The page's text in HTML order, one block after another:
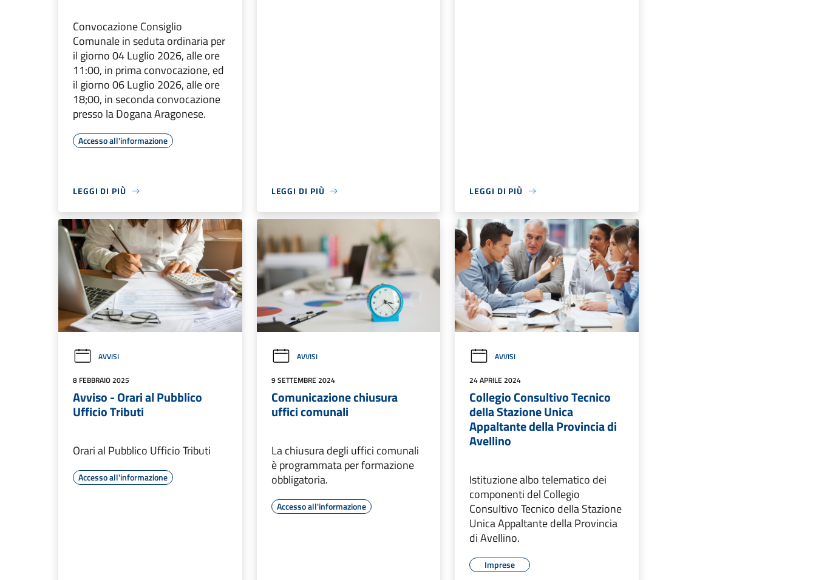
Convocazione Consiglio
Comunale in seduta ordinaria per
il giorno 04 Luglio 2026, alle ore
11:00, in prima convocazione, ed
il giorno 06 Luglio 2026, alle ore
18;00, in seconda convocazione
presso la Dogana Aragonese.
Accesso all'informazione
LEGGI DI PIÙ LEGGI DI PIÙ LEGGI DI PIÙ
AVVISI
8 FEBBRAIO 2025
Avviso - Orari al Pubblico
Ufficio Tributi
Orari al Pubblico Ufficio Tributi
Accesso all'informazione
AVVISI
9 SETTEMBRE 2024
Comunicazione chiusura
uffici comunali
La chiusura degli uffici comunali
è programmata per formazione
obbligatoria.
Accesso all'informazione
AVVISI
24 APRILE 2024
Collegio Consultivo Tecnico
della Stazione Unica
Appaltante della Provincia di
Avellino
Istituzione albo telematico dei
componenti del Collegio
Consultivo Tecnico della Stazione
Unica Appaltante della Provincia
di Avellino.
Imprese